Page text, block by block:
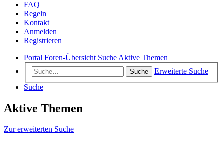
FAQ
Regeln
Kontakt
Anmelden
Registrieren
Portal Foren-Übersicht Suche Aktive Themen
Suche
Erweiterte Suche
Suche
Aktive Themen
Zur erweiterten Suche